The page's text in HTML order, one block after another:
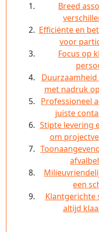
Breed
Efficiënte en
voor
Focus op
met nadruk
Professioneel
juiste
Stipte levering
om
een
Klantgerichte
altijd